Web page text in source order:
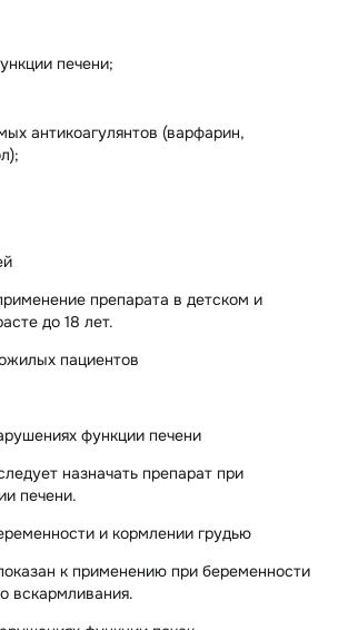
печени;
антикоагулянтов (варфарин,
препарата в детском и
до 18 лет.
пациентов
функции печени
назначать препарат при
печени.
и кормлении грудью
к применению при беременности
вскармливания.